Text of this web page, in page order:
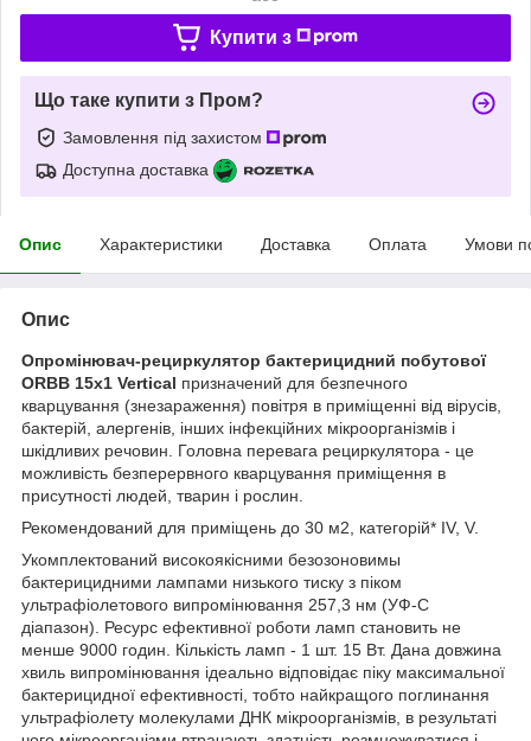
Купити з
Що таке купити з Пром?
Замовлення під захистом
Доступна доставка
Опис Характеристики Доставка Оплата Умови
Опис
Опромінювач-рециркулятор бактерицидний побутової
ORBB 15x1 Vertical призначений для безпечного
кварцування (знезараження) повітря в приміщенні від вірусів,
бактерій, алергенів, інших інфекційних мікроорганізмів і
шкідливих речовин. Головна перевага рециркулятора - це
можливість безперервного кварцування приміщення в
присутності людей, тварин і рослин.
Рекомендований для приміщень до 30 м2, категорій* IV, V.
Укомплектований високоякісними безозоновимы
бактерицидними лампами низького тиску з піком
ультрафіолетового випромінювання 257,3 нм (УФ-С
діапазон). Ресурс ефективної роботи ламп становить не
менше 9000 годин. Кількість ламп - 1 шт. 15 Вт. Дана довжина
хвиль випромінювання ідеально відповідає піку максимальної
бактерицидної ефективності, тобто найкращого поглинання
ультрафіолету молекулами ДНК мікроорганізмів, в результаті